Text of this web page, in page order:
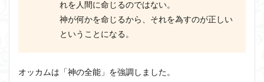
れを人間に命じるのではない。
神が何かを命じるから、それを為すのが正しい
ということになる。
オッカムは「神の全能」を強調しました。